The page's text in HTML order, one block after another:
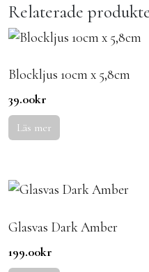
Relaterade
Blockljus 10cm x 5,8cm
39.00kr
Läs mer
Glasvas Dark Amber
199.00kr